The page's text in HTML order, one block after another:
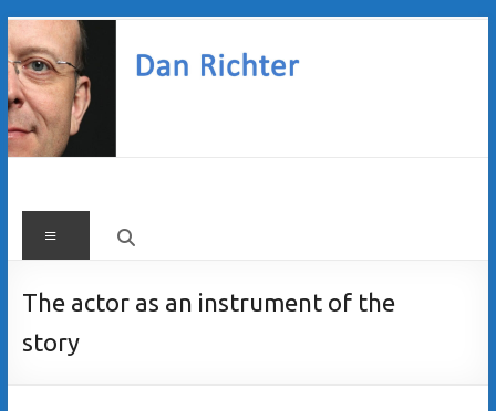
Zum
Inhalt
springen
Dan
Richter
Menü
The actor as an instrument of the
story